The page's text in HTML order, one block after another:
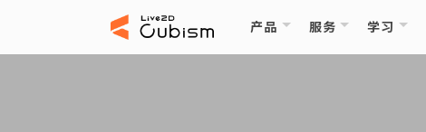
产品 服务 学习